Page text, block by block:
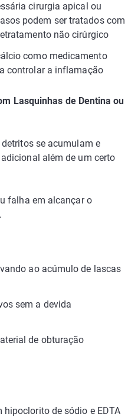
cirurgia apical ou
podem ser tratados com
não cirúrgico
como medicamento
controlar a inflamação
Lasquinhas de Dentina ou
se acumulam e
além de um certo
falha em alcançar o
ao acúmulo de lascas
sem a devida
de obturação
hipoclorito de sódio e EDTA